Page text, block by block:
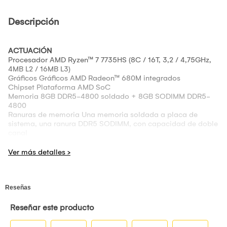
Descripción
ACTUACIÓN
Procesador AMD Ryzen™ 7 7735HS (8C / 16T, 3,2 / 4,75GHz,
4MB L2 / 16MB L3)
Gráficos Gráficos AMD Radeon™ 680M integrados
Chipset Plataforma AMD SoC
Memoria 8GB DDR5-4800 soldado + 8GB SODIMM DDR5-
4800
Ranuras de memoria Una memoria soldada a placa de
sistema, una ranura DDR5 SODIMM, con capacidad de doble
SODIMM) DDR5-4800
Soporte para almacenamiento máximo
SSD M.2 2242 hasta 1TB
Lector de tarjetas SD